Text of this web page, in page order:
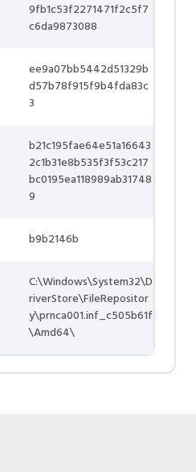
9fb1c53f2271471f2c5f7
c6da9873088
ee9a07bb5442d51329b
d57b78f915f9b4fda83c
3
b21c195fae64e51a16643
2c1b31e8b535f3f53c217
bc0195ea118989ab31748
9
b9b2146b
C:\Windows\System32\D
riverStore\FileRepositor
y\prnca001.inf_c505b61f
\Amd64\